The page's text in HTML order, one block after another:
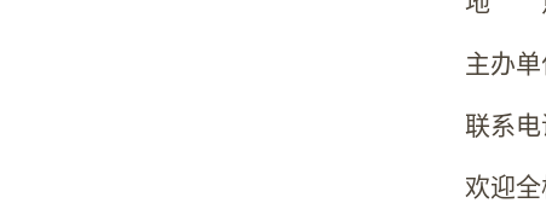
主办
联系
欢迎全